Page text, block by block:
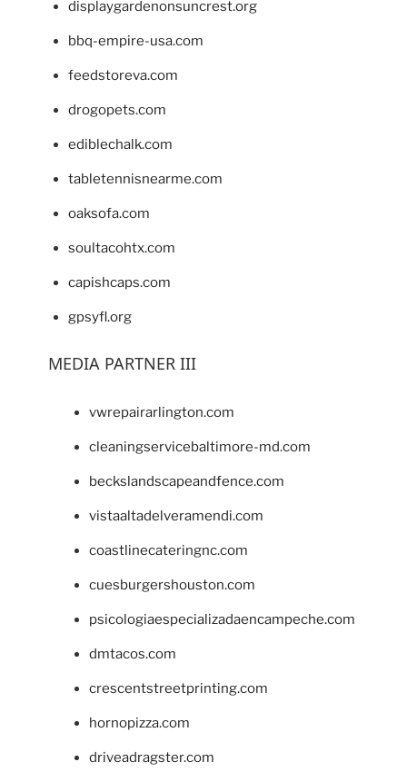
displaygardenonsuncrest.org
bbq-empire-usa.com
feedstoreva.com
drogopets.com
ediblechalk.com
tabletennisnearme.com
oaksofa.com
soultacohtx.com
capishcaps.com
gpsyfl.org
MEDIA PARTNER III
vwrepairarlington.com
cleaningservicebaltimore-md.com
beckslandscapeandfence.com
vistaaltadelveramendi.com
coastlinecateringnc.com
cuesburgershouston.com
psicologiaespecializadaencampeche.com
dmtacos.com
crescentstreetprinting.com
hornopizza.com
driveadragster.com